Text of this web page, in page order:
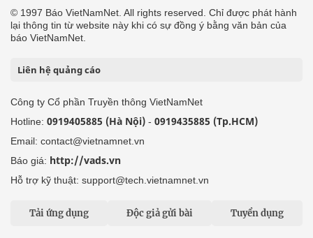
© 1997 Báo VietNamNet. All rights reserved. Chỉ được phát hành
lại thông tin từ website này khi có sự đồng ý bằng văn bản của
báo VietNamNet.
Liên hệ quảng cáo
Công ty Cổ phần Truyền thông VietNamNet
Hotline: 0919405885 (Hà Nội) - 0919435885 (Tp.HCM)
Email: contact@vietnamnet.vn
Báo giá: http://vads.vn
Hỗ trợ kỹ thuật: support@tech.vietnamnet.vn
Tải ứng dụng Độc giả gửi bài Tuyển dụng